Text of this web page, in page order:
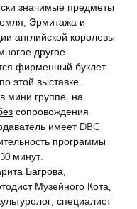
значимые предметы
Эрмитажа и
английской королевы
другое!
фирменный буклет
этой выставке.
мини группе, на
сопровождения
имеет DBC
программы
минут.
Багрова,
Музейного Кота,
специалист